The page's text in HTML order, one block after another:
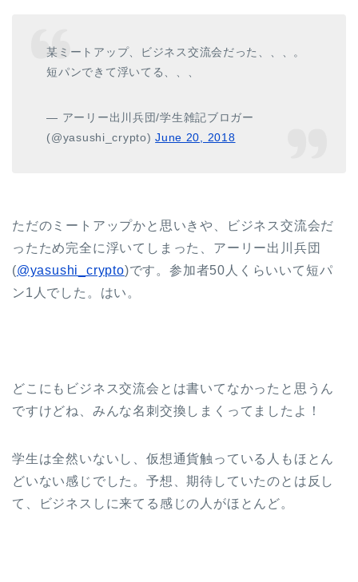
某ミートアップ、ビジネス交流会だった、、、。
短パンできて浮いてる、、、
— アーリー出川兵団/学生雑記ブロガー
(@yasushi_crypto)June 20, 2018
ただのミートアップかと思いきや、ビジネス交流会だ
ったため完全に浮いてしまった、アーリー出川兵団
(@yasushi_crypto)です。参加者50人くらいいて短パ
ン1人でした。はい。
どこにもビジネス交流会とは書いてなかったと思うん
ですけどね、みんな名刺交換しまくってましたよ！
学生は全然いないし、仮想通貨触っている人もほとん
どいない感じでした。予想、期待していたのとは反し
て、ビジネスしに来てる感じの人がほとんど。